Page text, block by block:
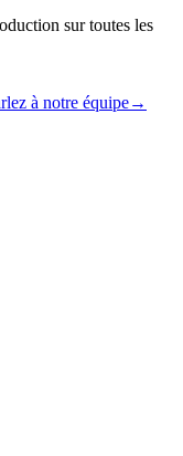
sur toutes les
à notre équipe→